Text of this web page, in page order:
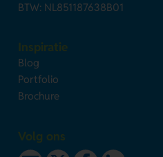
BTW: NL851187638B01
Inspiratie
Blog
Portfolio
Brochure
Volg ons